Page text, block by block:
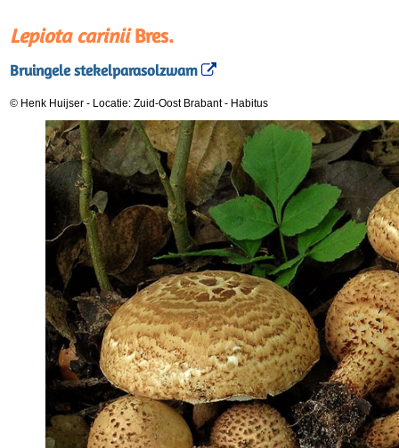
Lepiota cariniiBres.
Bruingele stekelparasolzwam
© Henk Huijser - Locatie: Zuid-Oost Brabant- Habitus